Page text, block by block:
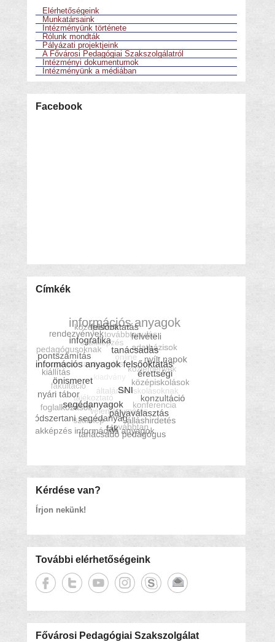
Elérhetőségeink
Munkatársaink
Intézményünk története
Rólunk mondták
Pályázati projektjeink
A Fővárosi Pedagógiai Szakszolgálatról
Intézményi dokumentumok
Intézményünk a médiában
Facebook
Címkék
Kérdése van?
Írjon nekünk!
További elérhetőségeink
Fővárosi Pedagógiai Szakszolgálat